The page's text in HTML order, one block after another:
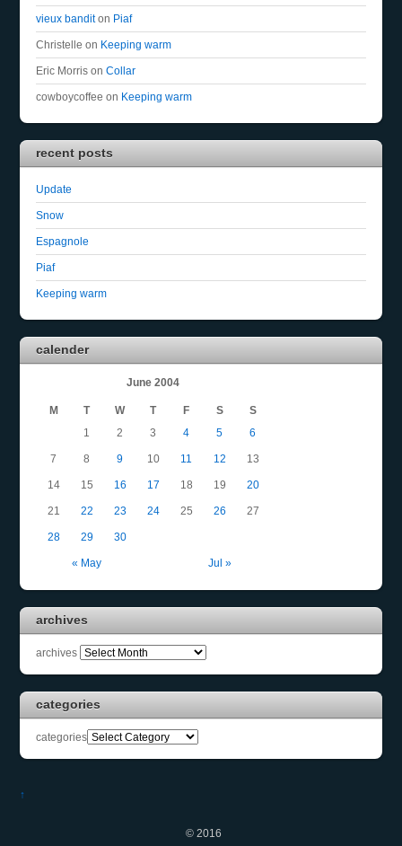
vieux banditon Piaf
Christelle on Keeping warm
Eric Morris onCollar
cowboycoffee on Keeping warm
recent posts
Update
Snow
Espagnole
Piaf
Keeping warm
calender
June 2004
M T W T F S S
« May Jul »
1 2 3 4 5 6
7 8 9 10 11 12 13
14 15 16 17 18 19 20
21 22 23 24 25 26 27
28 29 30
archives
archives
categories
categories
↑
© 2016